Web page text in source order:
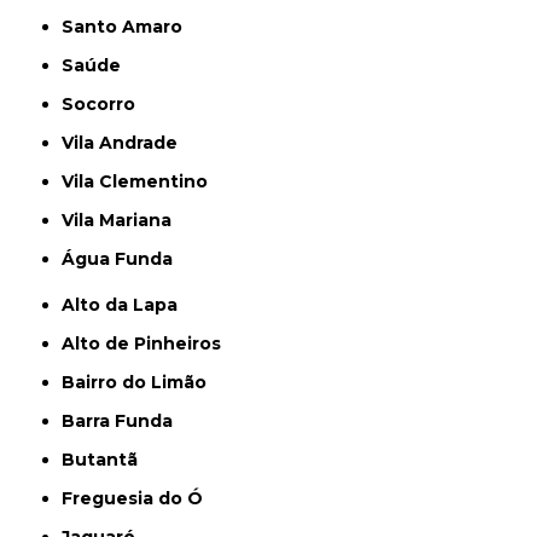
Santo Amaro
Saúde
Socorro
Vila Andrade
Vila Clementino
Vila Mariana
Água Funda
Alto da Lapa
Alto de Pinheiros
Bairro do Limão
Barra Funda
Butantã
Freguesia do Ó